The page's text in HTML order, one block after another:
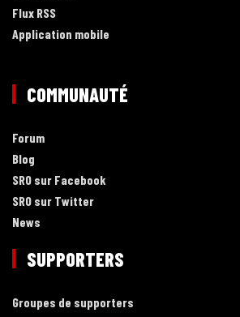
Flux RSS
Application mobile
COMMUNAUTÉ
Forum
Blog
SRO sur Facebook
SRO sur Twitter
News
SUPPORTERS
Groupes de supporters